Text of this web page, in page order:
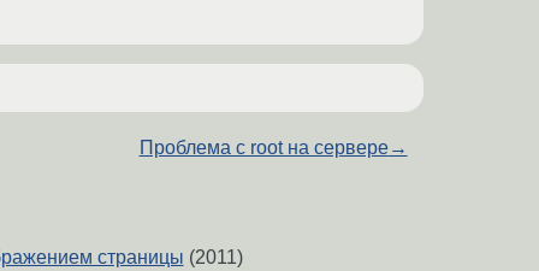
Проблема с root на сервере→
страницы (2011)